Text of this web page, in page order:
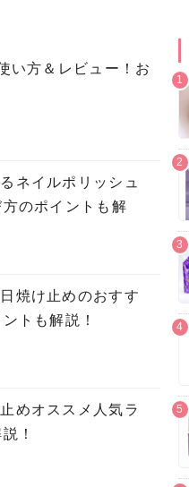
い方＆レビュー！お
ネイルポリッシュ
のポイントも解
焼け止めのおすす
トも解説！
めオススメ人気ラ
！